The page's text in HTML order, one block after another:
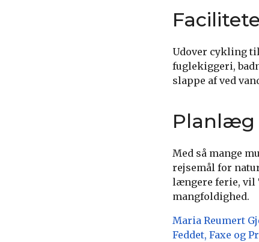
Udover cykling
fuglekiggeri,
slappe af ved
Planlæg
Med så mange
rejsemål for
længere ferie, vil
mangfoldighed.
Maria Reumert
Feddet, Faxe og